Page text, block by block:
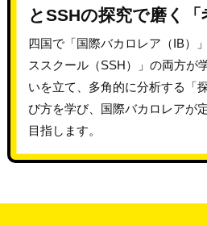
とSSHの探究で磨く「
四国で「国際バカロレア（IB）
ススクール（SSH）」の両方が
いを立て、多角的に分析する「
び方を学び、国際バカロレアが
目指します。